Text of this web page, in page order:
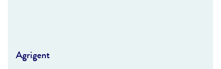
Agrigent